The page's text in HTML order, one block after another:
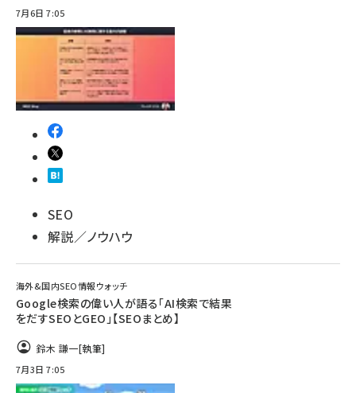
7月6日 7:05
SEO
解説／ノウハウ
海外&国内SEO情報ウォッチ
Google検索の偉い人が語る「AI検索で結果
をだすSEOとGEO」【SEOまとめ】
鈴木 謙一[執筆]
7月3日 7:05